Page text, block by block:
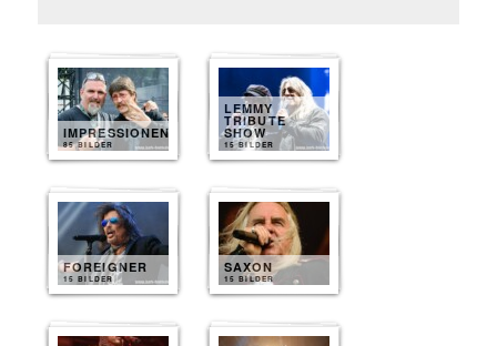
IMPRESSIONEN
85 BILDER
LEMMY
TRIBUTE
SHOW
15 BILDER
FOREIGNER
15 BILDER
SAXON
15 BILDER